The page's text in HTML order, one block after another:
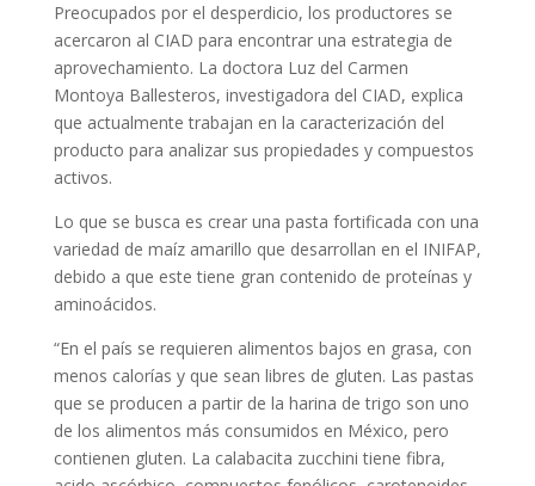
Preocupados por el desperdicio, los productores se
acercaron al CIAD para encontrar una estrategia de
aprovechamiento. La doctora Luz del Carmen
Montoya Ballesteros, investigadora del CIAD, explica
que actualmente trabajan en la caracterización del
producto para analizar sus propiedades y compuestos
activos.
Lo que se busca es crear una pasta fortificada con una
variedad de maíz amarillo que desarrollan en el INIFAP,
debido a que este tiene gran contenido de proteínas y
aminoácidos.
“En el país se requieren alimentos bajos en grasa, con
menos calorías y que sean libres de gluten. Las pastas
que se producen a partir de la harina de trigo son uno
de los alimentos más consumidos en México, pero
contienen gluten. La calabacita zucchini tiene fibra,